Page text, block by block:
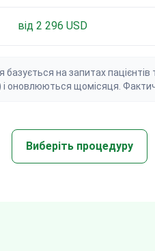
від 2 296 USD
на запитах пацієнтів
оновлюються щомісяця.
Виберіть процедуру